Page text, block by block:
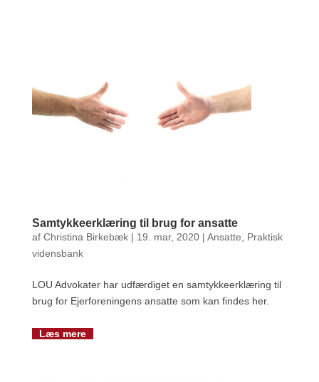
Samtykkeerklæring til brug for ansatte
af Christina Birkebæk| 19. mar, 2020| Ansatte
Praktisk
vidensbank
LOU Advokater har udfærdiget en samtykkeerklæring til
brug for Ejerforeningens ansatte som kan findes her.
Læs mere